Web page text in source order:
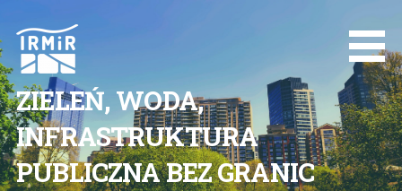
treści
ZIELEŃ, WODA,
INFRASTRUKTURA
PUBLICZNA BEZ GRANIC